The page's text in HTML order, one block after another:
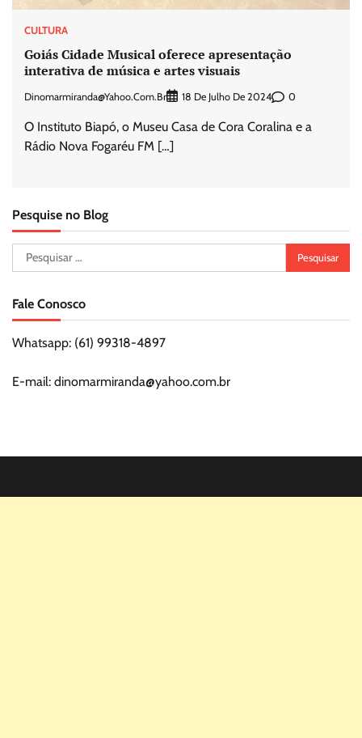
CULTURA
Goiás Cidade Musical oferece apresentação
interativa de música e artes visuais
Dinomarmiranda@yahoo.com.br 18 De Julho De 2024 0
O Instituto Biapó, o Museu Casa de Cora Coralina e a
Rádio Nova Fogaréu FM […]
Pesquise no Blog
Pesquisar
por:
Fale Conosco
Whatsapp: (61) 99318-4897
E-mail: dinomarmiranda@yahoo.com.br